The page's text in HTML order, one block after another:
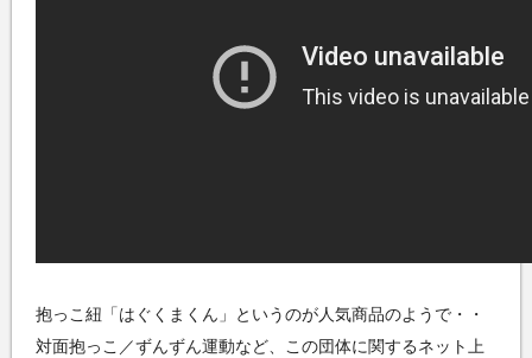
抱っこ紐「はぐくまくん」というのが人気商品のようで・・
対面抱っこ／ずんずん運動など、この団体に関するネット上